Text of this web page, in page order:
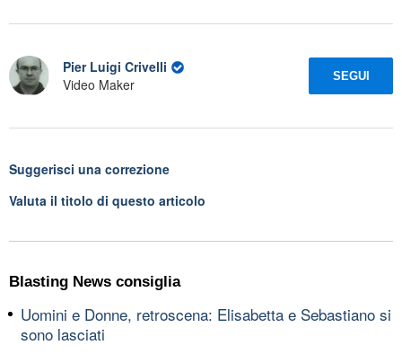
Pier Luigi Crivelli
Video Maker
SEGUI
Suggerisci una correzione
Valuta il titolo di questo articolo
Blasting News consiglia
Uomini e Donne, retroscena: Elisabetta e Sebastiano si
sono lasciati